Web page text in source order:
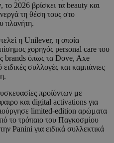
το 2026 βρίσκει τα beauty και
τη θέση τους στο
πλανήτη.
η Unilever, η οποία
χορηγός personal care του
brands όπως τα Dove, Axe
συλλογές και καμπάνιες
προϊόντων με
και digital activations για
limited-edition αρώματα
το τρόπαιο του Παγκοσμίου
Panini για ειδικά συλλεκτικά